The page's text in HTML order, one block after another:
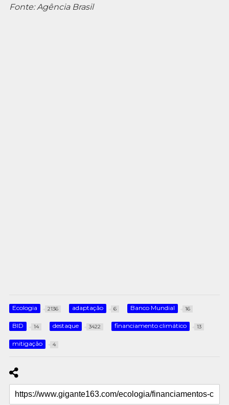
Fonte: Agência Brasil
Ecologia 2136 adaptação 6 Banco Mundial 16
BID 14 destaque 3422 financiamento climático 13
mitigação 4